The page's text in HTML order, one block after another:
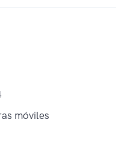
móviles